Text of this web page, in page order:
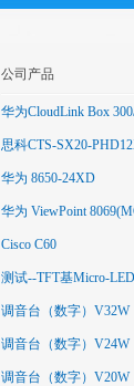
公司产品
华为CloudLink Box
思科CTS-SX20-
华为 8650-24XD
华为 ViewPoint
Cisco C60
测试--TFT基Micro-
调音台（数字）V32W
调音台（数字）V24W
调音台（数字）V20W